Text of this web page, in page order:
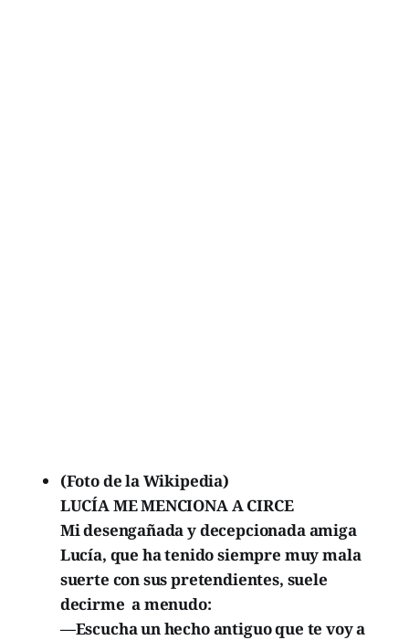
(Foto de la Wikipedia)
LUCÍA ME MENCIONA A CIRCE
Mi desengañada y decepcionada amiga
Lucía, que ha tenido siempre muy mala
suerte con sus pretendientes, suele
decirme a menudo:
—Escucha un hecho antiguo que te voy a